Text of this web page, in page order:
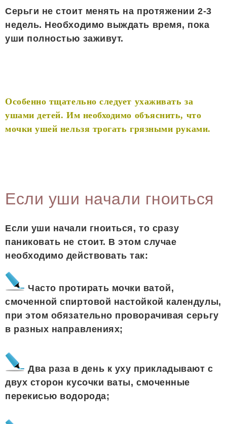
Серьги не стоит менять на протяжении 2-3
недель. Необходимо выждать время, пока
уши полностью заживут.
Особенно тщательно следует ухаживать за
ушами детей. Им необходимо объяснить, что
мочки ушей нельзя трогать грязными руками.
Если уши начали гноиться
Если уши начали гноиться, то сразу
паниковать не стоит. В этом случае
необходимо действовать так:
Часто протирать мочки ватой,
смоченной спиртовой настойкой календулы,
при этом обязательно проворачивая серьгу
в разных направлениях;
Два раза в день к уху прикладывают с
двух сторон кусочки ваты, смоченные
перекисью водорода;